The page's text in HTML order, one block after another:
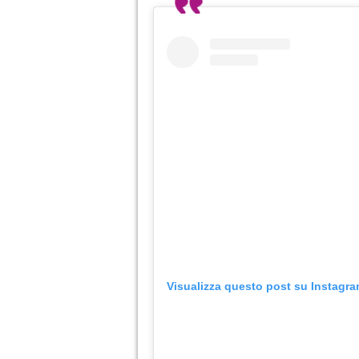
Visualizza questo post su